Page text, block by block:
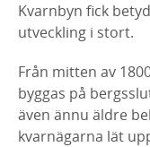
Kvarnbyn fick
utveckling i stort.
Från mitten av
byggas på
även ännu äldre
kvarnägarna lät